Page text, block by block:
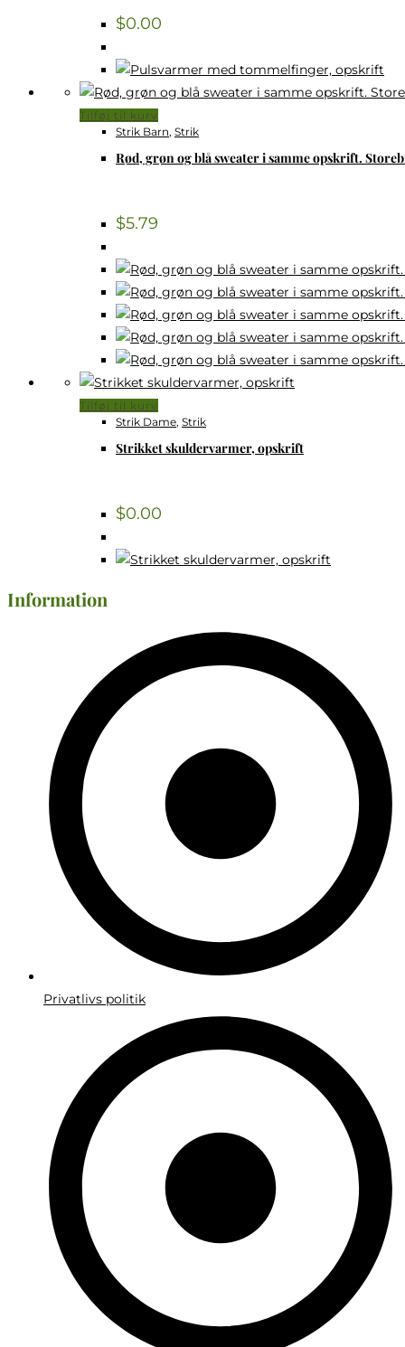
$0.00
Tilføj til kurv
Strik Barn, Strik
Rød, grøn og blå sweater i samme opskrift.
$5.79
Tilføj til kurv
Strik Dame, Strik
Strikket skuldervarmer, opskrift
$0.00
Information
Privatlivs politik